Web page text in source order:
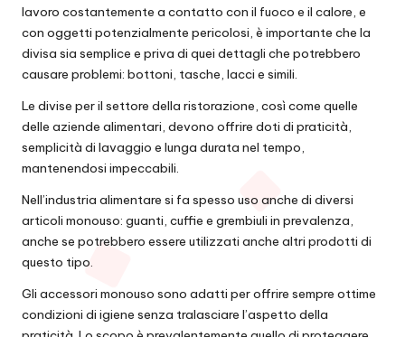
lavoro costantemente a contatto con il fuoco e il calore, e
con oggetti potenzialmente pericolosi, è importante che la
divisa sia semplice e priva di quei dettagli che potrebbero
causare problemi: bottoni, tasche, lacci e simili.
Le divise per il settore della ristorazione, così come quelle
delle aziende alimentari, devono offrire doti di praticità,
semplicità di lavaggio e lunga durata nel tempo,
mantenendosi impeccabili.
Nell’industria alimentare si fa spesso uso anche di diversi
articoli monouso: guanti, cuffie e grembiuli in prevalenza,
anche se potrebbero essere utilizzati anche altri prodotti di
questo tipo.
Gli accessori monouso sono adatti per offrire sempre ottime
condizioni di igiene senza tralasciare l’aspetto della